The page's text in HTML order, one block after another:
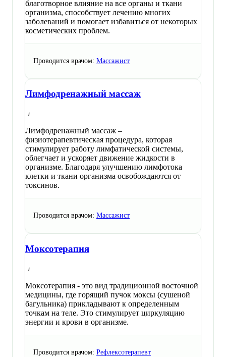
благотворное влияние на все органы и ткани
организма, способствует лечению многих
заболеваний и помогает избавиться от некоторых
косметических проблем.
Проводится врачом: Массажист
Лимфодренажный массаж
Лимфодренажный массаж –
физиотерапевтическая процедура, которая
стимулирует работу лимфатической системы,
облегчает и ускоряет движение жидкости в
организме. Благодаря улучшению лимфотока
клетки и ткани организма освобождаются от
токсинов.
Проводится врачом: Массажист
Моксотерапия
Моксотерапия - это вид традиционной восточной
медицины, где горящий пучок моксы (сушеной
багульника) прикладывают к определенным
точкам на теле. Это стимулирует циркуляцию
энергии и крови в организме.
Проводится врачом: Рефлексотерапевт